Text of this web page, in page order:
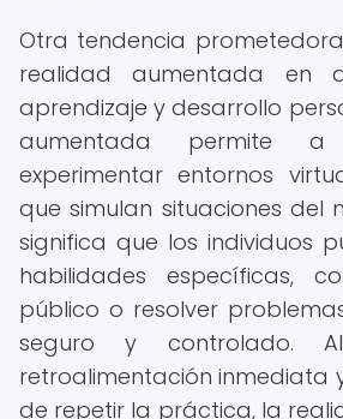
Otra tendencia
realidad aumentada en
aprendizaje y desarrollo
aumentada permite a
experimentar entornos
que simulan situaciones del
significa que los individuos
habilidades específicas,
público o resolver
seguro y controlado.
retroalimentación inmediata
de repetir la práctica, la